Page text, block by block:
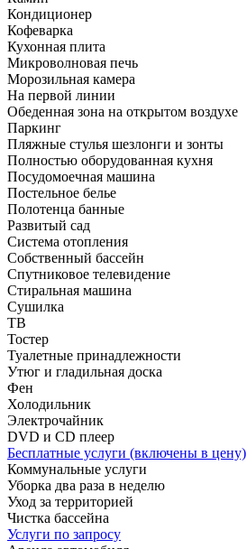
Кондиционер
Кофеварка
Кухонная плита
Микроволновая печь
Морозильная камера
На первой линии
Обеденная зона на открытом воздухе
Паркинг
Пляжные стулья шезлонги и зонты
Полностью оборудованная кухня
Посудомоечная машина
Постельное белье
Полотенца банные
Развитый сад
Система отопления
Собственный бассейн
Спутниковое телевидение
Стиральная машина
Сушилка
ТВ
Тостер
Туалетные принадлежности
Утюг и гладильная доска
Фен
Холодильник
Электрочайник
DVD и CD плеер
Бесплатные услуги (включены в цену)
Коммунальные услуги
Уборка два раза в неделю
Уход за территорией
Чистка бассейна
Услуги по запросу